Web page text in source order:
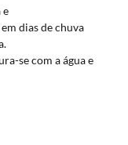
e
dias de chuva
se com a água e